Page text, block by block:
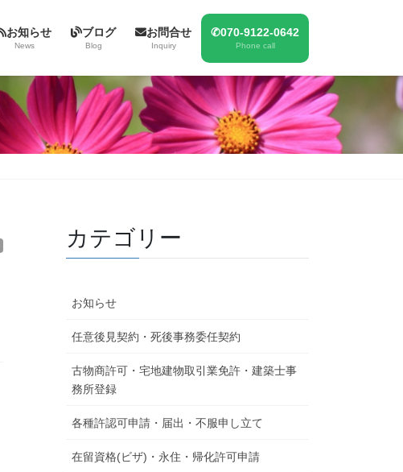
お知らせ
News
ブログ
Blog
お問合せ
Inquiry
✆070-9122-0642
Phone call
カテゴリー
お知らせ
任意後見契約・死後事務委任契約
古物商許可・宅地建物取引業免許・建築士事
務所登録
各種許認可申請・届出・不服申し立て
在留資格(ビザ)・永住・帰化許可申請